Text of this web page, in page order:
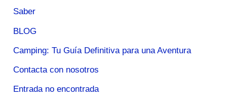
Saber
BLOG
Camping: Tu Guía Definitiva para una Aventura
Contacta con nosotros
Entrada no encontrada